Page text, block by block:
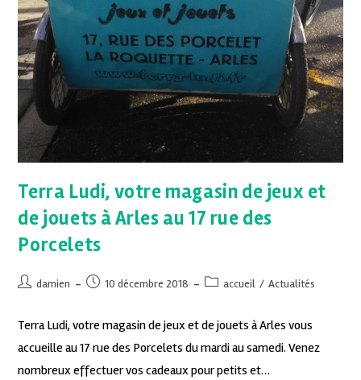
Terra Ludi, votre magasin de jeux et
de jouets à Arles au 17 rue des
Porcelets
damien 10 décembre 2018 accueil / Actualités
Terra Ludi, votre magasin de jeux et de jouets à Arles vous
accueille au 17 rue des Porcelets du mardi au samedi. Venez
nombreux effectuer vos cadeaux pour petits et…